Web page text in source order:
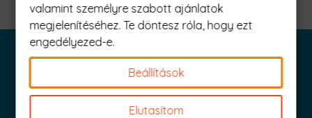
Iratkozz fel és küldjük is az 1000 Ft értékű kuponod!
valamint személyre szabott ajánlatok
megjelenítéséhez. Te döntesz róla, hogy ezt
engedélyezed-e.
Beállítások
Elutasítom